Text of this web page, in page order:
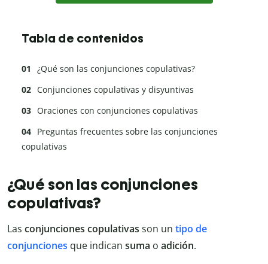
Tabla de contenidos
¿Qué son las conjunciones copulativas?
Conjunciones copulativas y disyuntivas
Oraciones con conjunciones copulativas
Preguntas frecuentes sobre las conjunciones
copulativas
¿Qué son las conjunciones
copulativas?
Las conjunciones copulativas son un tipo de
conjunciones que indican suma o adición.